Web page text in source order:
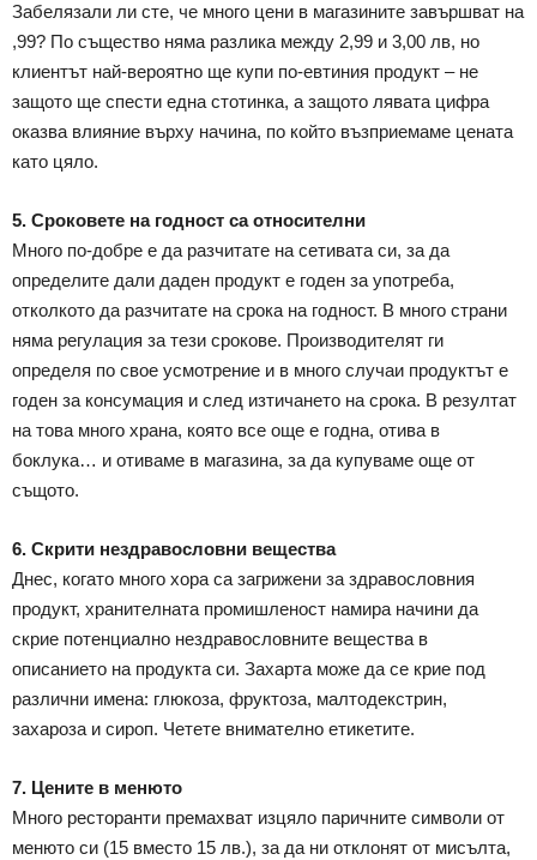
Забелязали ли сте, че много цени в магазините завършват на
,99? По същество няма разлика между 2,99 и 3,00 лв, но
клиентът най-вероятно ще купи по-евтиния продукт – не
защото ще спести една стотинка, а защото лявата цифра
оказва влияние върху начина, по който възприемаме цената
като цяло.
5. Сроковете на годност са относителни
Много по-добре е да разчитате на сетивата си, за да
определите дали даден продукт е годен за употреба,
отколкото да разчитате на срока на годност. В много страни
няма регулация за тези срокове. Производителят ги
определя по свое усмотрение и в много случаи продуктът е
годен за консумация и след изтичането на срока. В резултат
на това много храна, която все още е годна, отива в
боклука… и отиваме в магазина, за да купуваме още от
същото.
6. Скрити нездравословни вещества
Днес, когато много хора са загрижени за здравословния
продукт, хранителната промишленост намира начини да
скрие потенциално нездравословните вещества в
описанието на продукта си. Захарта може да се крие под
различни имена: глюкоза, фруктоза, малтодекстрин,
захароза и сироп. Четете внимателно етикетите.
7. Цените в менюто
Много ресторанти премахват изцяло паричните символи от
менюто си (15 вместо 15 лв.), за да ни отклонят от мисълта,